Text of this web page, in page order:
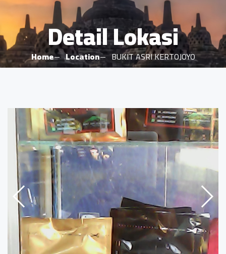
Detail Lokasi
Home Location BUKIT ASRI KERTOJOYO